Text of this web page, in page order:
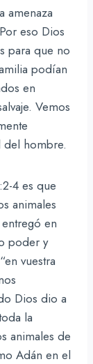
amenaza
eso Dios
para que no
podían
en
Vemos
del hombre.
4 es que
animales
en
poder y
vuestra
Dios dio a
la
animales de
Adán en el